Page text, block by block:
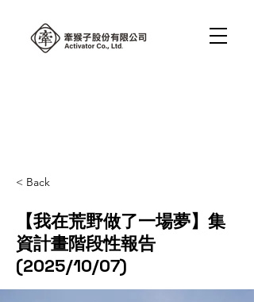
< Back
【我在荒野做了一場夢】集
資計畫階段性報告
(2025/10/07)